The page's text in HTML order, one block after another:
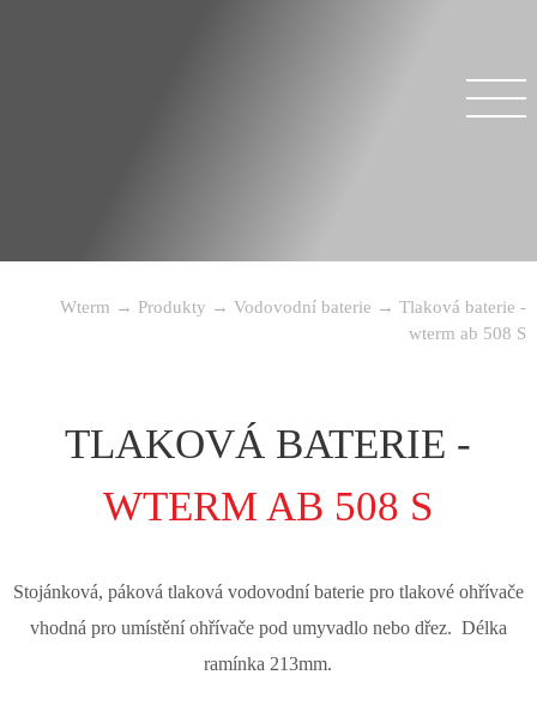
Wterm → Produkty →Vodovodní baterie →Tlaková baterie -
wterm ab 508 S
TLAKOVÁ BATERIE -
WTERM AB 508 S
Stojánková, páková tlaková vodovodní baterie pro tlakové ohřívače
vhodná pro umístění ohřívače pod umyvadlo nebo dřez. Délka
ramínka 213mm.